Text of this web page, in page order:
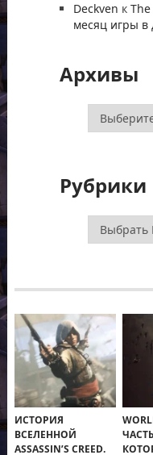
Deckven к
месяц игры в
Архивы
Архивы
Рубрики
Рубрики
ИСТОРИЯ
ВСЕЛЕННОЙ
ASSASSIN’S CREED.